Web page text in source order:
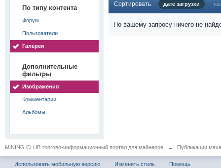
По типу контента
Форум
Пользователи
Галерея
Дополнительные
фильтры
Изображения
Комментарии
Альбомы
Сортировать дате загрузки
По вашему запросу ничего не
MINING CLUB торгово-информационный портал для майнеров → Публикации
Использовать мобильную версию Изменить стиль Помощь